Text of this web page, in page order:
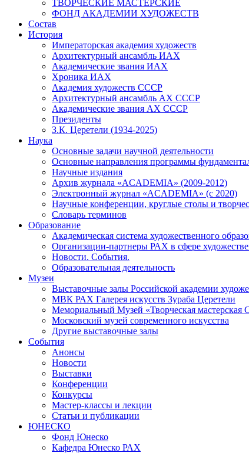
ТВОРЧЕСКИЕ МАСТЕРСКИЕ
ФОНД АКАДЕМИИ ХУДОЖЕСТВ
Состав
История
Императорская академия художеств
Архитектурный ансамбль ИАХ
Академические звания ИАХ
Хроника ИАХ
Академия художеств СССР
Архитектурный ансамбль АХ СССР
Академические звания АХ СССР
Президенты
З.К. Церетели (1934-2025)
Наука
Основные задачи научной деятельности
Основные направления программы
Научные издания
Архив журнала «ACADEMIA» (2009-2012)
Электронный журнал «ACADEMIA» (с 2020)
Научные конференции, круглые столы и
Словарь терминов
Образование
Академическая система художественного
Организации-партнеры РАХ в сфере
Новости. События.
Образовательная деятельность
Музеи
Выставочные залы Российской академии
МВК РАХ Галерея искусств Зураба Церетели
Мемориальный Музей «Творческая мастерская
Московский музей современного искусства
Другие выставочные залы
События
Анонсы
Новости
Выставки
Конференции
Конкурсы
Мастер-классы и лекции
Статьи и публикации
ЮНЕСКО
Фонд Юнеско
Кафедра Юнеско РАХ